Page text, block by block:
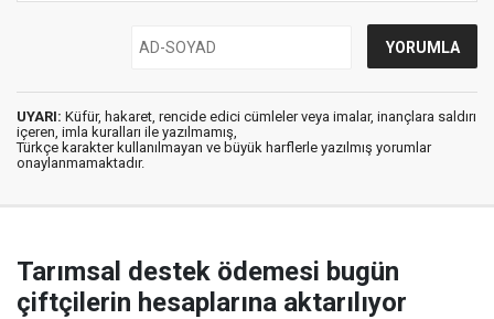
UYARI: Küfür, hakaret, rencide edici cümleler veya imalar, inançlara saldırı
içeren, imla kuralları ile yazılmamış,
Türkçe karakter kullanılmayan ve büyük harflerle yazılmış yorumlar
onaylanmamaktadır.
Tarımsal destek ödemesi bugün
çiftçilerin hesaplarına aktarılıyor